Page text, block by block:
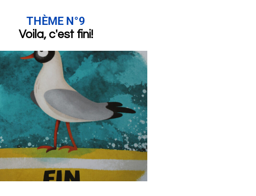
THÈME N°9
Voila, c'est fini!